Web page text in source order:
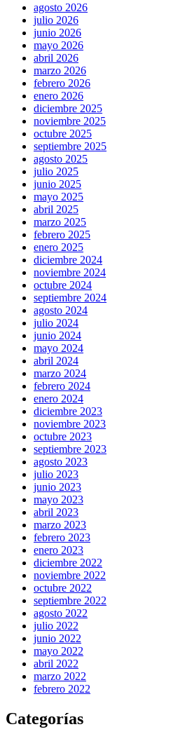
agosto 2026
julio 2026
junio 2026
mayo 2026
abril 2026
marzo 2026
febrero 2026
enero 2026
diciembre 2025
noviembre 2025
octubre 2025
septiembre 2025
agosto 2025
julio 2025
junio 2025
mayo 2025
abril 2025
marzo 2025
febrero 2025
enero 2025
diciembre 2024
noviembre 2024
octubre 2024
septiembre 2024
agosto 2024
julio 2024
junio 2024
mayo 2024
abril 2024
marzo 2024
febrero 2024
enero 2024
diciembre 2023
noviembre 2023
octubre 2023
septiembre 2023
agosto 2023
julio 2023
junio 2023
mayo 2023
abril 2023
marzo 2023
febrero 2023
enero 2023
diciembre 2022
noviembre 2022
octubre 2022
septiembre 2022
agosto 2022
julio 2022
junio 2022
mayo 2022
abril 2022
marzo 2022
febrero 2022
Categorías